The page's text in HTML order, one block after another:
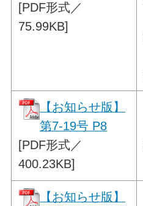
[PDF形式／
75.99KB]
【お知らせ版】
第7-19号 P8
[PDF形式／
400.23KB]
【お知らせ版】